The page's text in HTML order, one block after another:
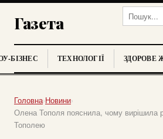
Газета
БІЗНЕС ТЕХНОЛОГІЇ ЗДОРОВЕ
Головна›Новини›
Олена Тополя пояснила, чому вирішила
Тополею